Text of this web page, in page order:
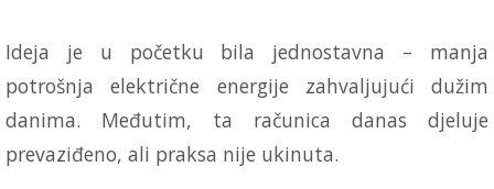
Ideja je u početku bila jednostavna – manja
potrošnja električne energije zahvaljujući dužim
danima. Međutim, ta računica danas djeluje
prevaziđeno, ali praksa nije ukinuta.